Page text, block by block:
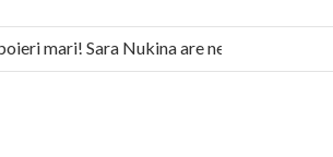
mari! Sara Nukina are nevoie de ajutorul
federalizarea României